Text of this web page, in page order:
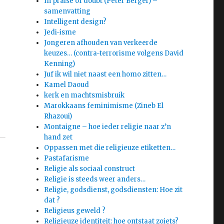
samenvatting
Intelligent design?
Jedi-isme
Jongeren afhouden van verkeerde
keuzes… (contra-terrorisme volgens David
Kenning)
Juf ik wil niet naast een homo zitten…
Kamel Daoud
kerk en machtsmisbruik
Marokkaans feminimisme (Zineb El
Rhazoui)
Montaigne – hoe ieder religie naar z’n
hand zet
Oppassen met die religieuze etiketten…
Pastafarisme
Religie als sociaal construct
Religie is steeds weer anders…
Religie, godsdienst, godsdiensten: Hoe zit
dat ?
Religieus geweld ?
Religieuze identiteit: hoe ontstaat zoiets?